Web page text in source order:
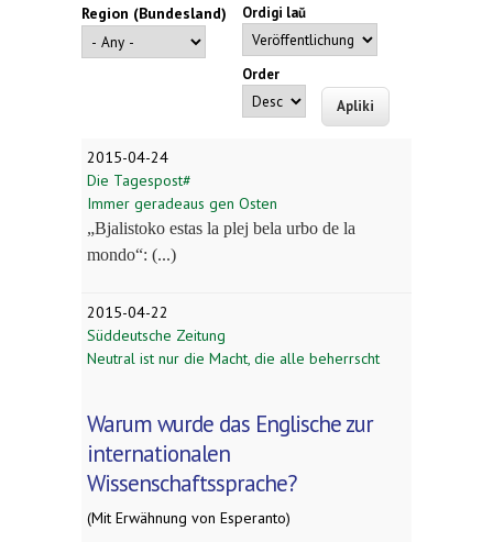
Region (Bundesland) Ordigi laŭ
Order
2015-04-24
Die Tagespost#
Immer geradeaus gen Osten
„Bjalistoko estas la plej bela urbo de la
mondo“: (...)
2015-04-22
Süddeutsche Zeitung
Neutral ist nur die Macht, die alle beherrscht
Warum wurde das Englische zur
internationalen
Wissenschaftssprache?
(Mit Erwähnung von Esperanto)